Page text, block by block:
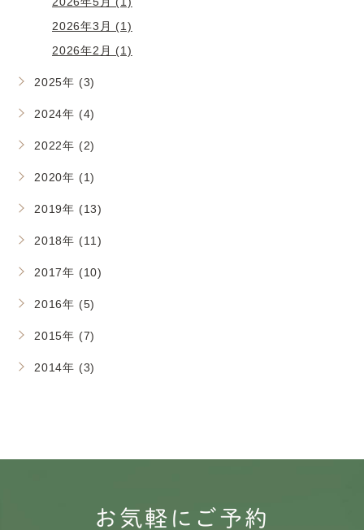
2026年3月 (1)
2026年2月 (1)
2025年 (3)
2024年 (4)
2022年 (2)
2020年 (1)
2019年 (13)
2018年 (11)
2017年 (10)
2016年 (5)
2015年 (7)
2014年 (3)
お気軽にご予約